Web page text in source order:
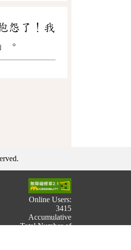
怨了！我
」。
Online Users:
3415
Accumulative
Total Number of